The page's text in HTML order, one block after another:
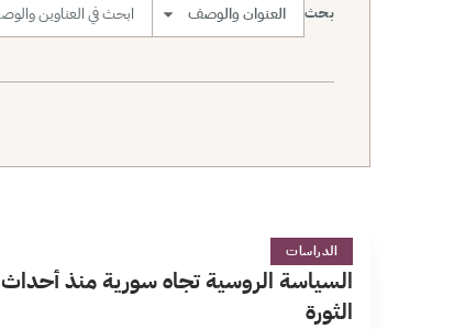
بحث نطاق البحث
ا1 دقائق
الدراسات
السياسة الروسية تجاه سورية منذ أحداث
الثورة